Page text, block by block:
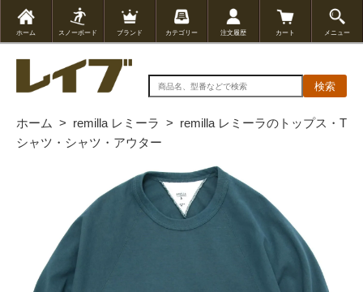
ホーム スノーボード ブランド カテゴリー 注文履歴 カート メニュー
検索
ホーム > remilla レミーラ > remilla レミーラのトップス・T
シャツ・シャツ・アウター